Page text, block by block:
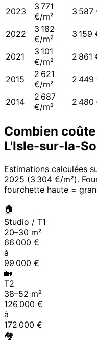
2023
3 771
€/m²
3 587
2022
3 182
€/m²
3 159
2021
3 101
€/m²
2 861
2015
2 621
€/m²
2 449
2014
2 687
€/m²
2 480
Combien
L'Isle-sur-la-
Estimations calculées
2025 (3 304 €/m²).
fourchette haute =
🏠
Studio / T1
20–30 m²
66 000 €
à
99 000 €
🏡
T2
38–52 m²
126 000 €
à
172 000 €
🏘